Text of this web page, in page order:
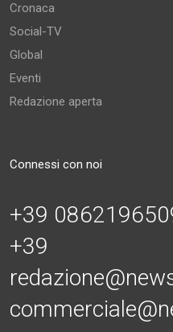
Cronaca
Social-TV
Global
Eventi
Redazione aperta
Connessi con noi
+39
+39